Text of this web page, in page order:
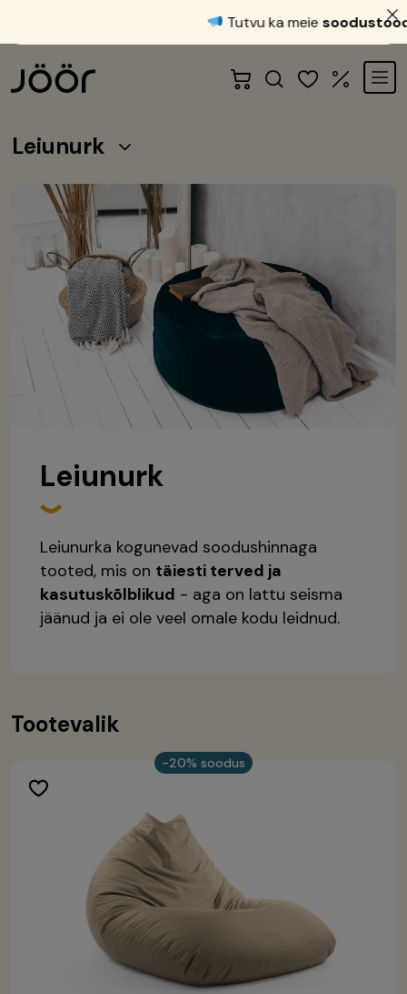
Leiunurk
Leiunurk
Leiunurka kogunevad soodushinnaga
tooted, mis on täiesti terved ja
kasutuskõlblikud - aga on lattu seisma
jäänud ja ei ole veel omale kodu leidnud.
Tootevalik
-20% soodus
Tutvu ka meie